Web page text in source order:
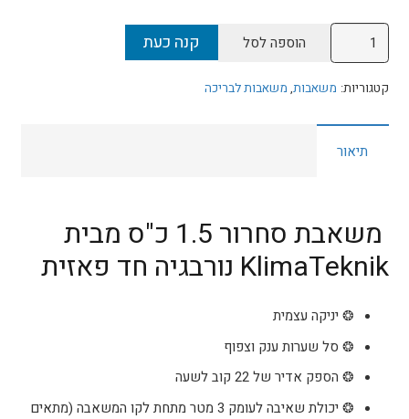
כמות
של
משאבה
כ"ס
KlimaTeknik
הוספה לסל קנה כעת
קטגוריות: משאבות, משאבות לבריכה
תיאור
משאבת סחרור 1.5 כ"ס מבית
KlimaTeknik נורבגיה חד פאזית
❂ יניקה עצמית
❂ סל שערות ענק וצפוף
❂ הספק אדיר של 22 קוב לשעה
❂ יכולת שאיבה לעומק 3 מטר מתחת לקו המשאבה (מתאים